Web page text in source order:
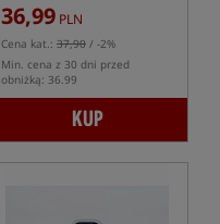
36,99 PLN
Cena kat.: 37,90 / -2%
Min. cena z 30 dni przed
obniżką: 36.99
KUP